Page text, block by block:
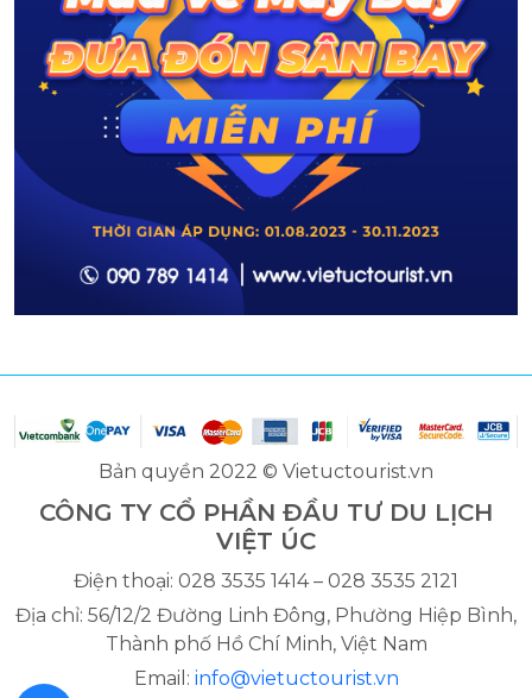
Bản quyền 2022 © Vietuctourist.vn
CÔNG TY CỔ PHẦN ĐẦU TƯ DU LỊCH
VIỆT ÚC
Điện thoại: 028 3535 1414 – 028 3535 2121
Địa chỉ: 56/12/2 Đường Linh Đông, Phường Hiệp Bình,
Thành phố Hồ Chí Minh, Việt Nam
Email: info@vietuctourist.vn